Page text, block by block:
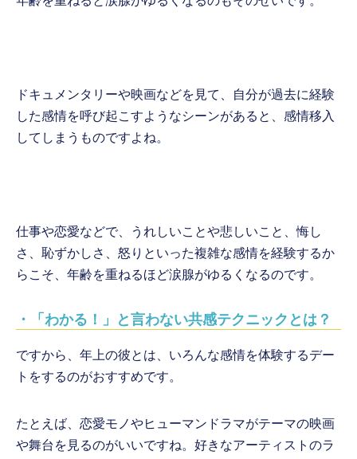
ドキュメンタリーや映画などを見て、自分が過去に経験
した感情を呼び起こすようなシーンがあると、感情移入
してしまうものですよね。
仕事や恋愛などで、うれしいことや悲しいこと、悔し
さ、恥ずかしさ、怒りといった複雑な感情を経験するか
らこそ、年齢を重ねるほど涙腺がゆるくなるのです。
・「わかる！」と言わない共感テクニックとは？
ですから、年上の彼とは、いろんな感情を体験するデー
トをするのがおすすめです。
たとえば、恋愛モノやヒューマンドラマがテーマの映画
や舞台を見るのがいいですね。好きなアーティストのラ